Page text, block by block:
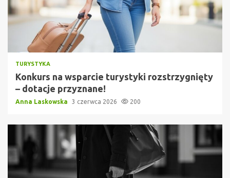
TURYSTYKA
Konkurs na wsparcie turystyki rozstrzygnięty
– dotacje przyznane!
Anna Laskowska 3 czerwca 2026 200